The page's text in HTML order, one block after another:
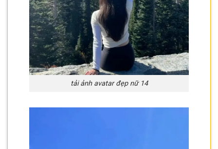
tải ảnh avatar đẹp nữ 14